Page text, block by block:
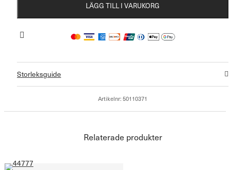
LÄGG TILL I VARUKORG
Storleksguide
Artikelnr: 50110371
Relaterade produkter